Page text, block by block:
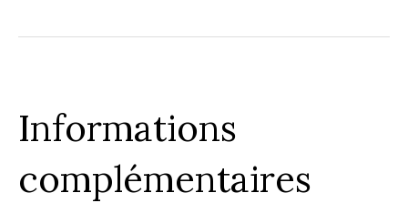
Informations
complémentaires